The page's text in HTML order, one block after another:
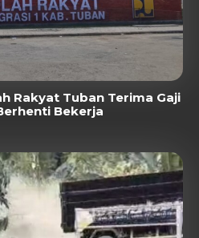
Rakyat Tuban Terima Gaji
Bekerja